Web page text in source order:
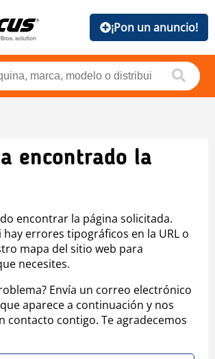
¡Pon un anuncio!
encontrado la
encontrar la página solicitada.
hay errores tipográficos en la URL o
mapa del sitio web para
necesites.
Envía un correo electrónico
aparece a continuación y nos
contacto contigo. Te agradecemos